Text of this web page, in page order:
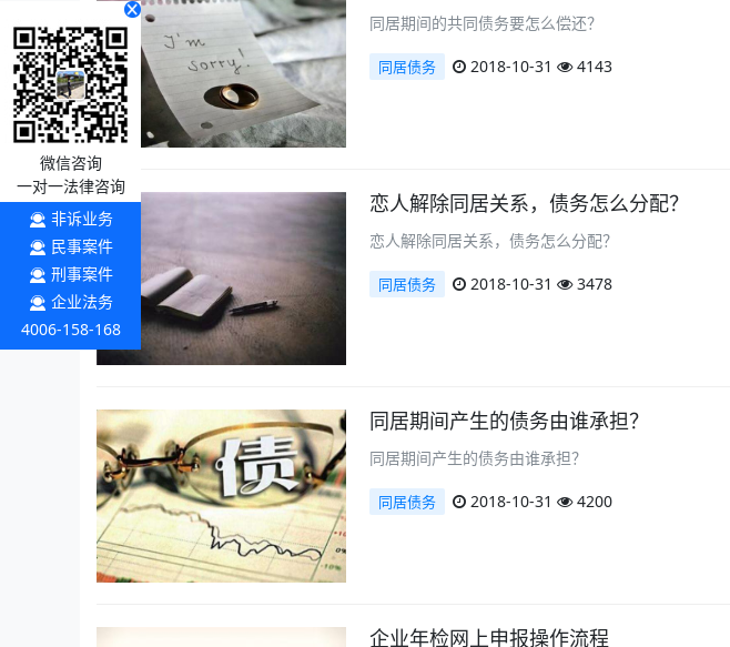
同居期间的共同债务要怎么偿还？
同居债务 2018-10-31 4143
恋人解除同居关系，债务怎么分配？
恋人解除同居关系，债务怎么分配？
同居债务 2018-10-31 3478
同居期间产生的债务由谁承担？
同居期间产生的债务由谁承担？
同居债务 2018-10-31 4200
企业年检网上申报操作流程
微信咨询
一对一法律咨询
非诉业务
民事案件
刑事案件
企业法务
4006-158-168